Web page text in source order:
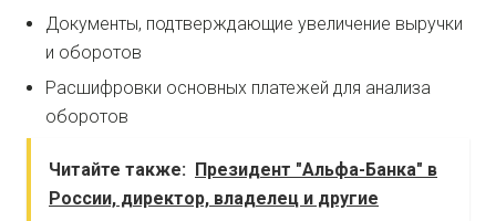
Документы, подтверждающие увеличение выручки
и оборотов
Расшифровки основных платежей для анализа
оборотов
Читайте также: Президент "Альфа-Банка" в
России, директор, владелец и другие